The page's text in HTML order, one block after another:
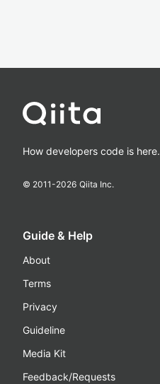
How developers code is here.
© 2011-2026 Qiita Inc.
Guide & Help
About
Terms
Privacy
Guideline
Media Kit
Feedback/Requests